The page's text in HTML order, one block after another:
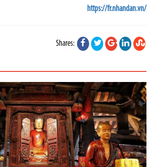
https://fr.nhandan.vn/
Shares: